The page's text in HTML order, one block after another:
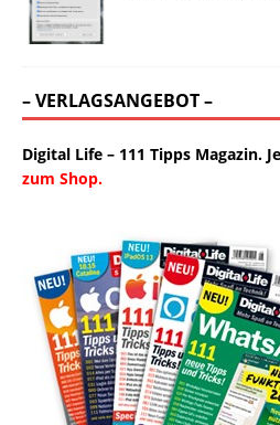
– VERLAGSANGEBOT –
Digital Life – 111 Tipps Magazin.
zum Shop.